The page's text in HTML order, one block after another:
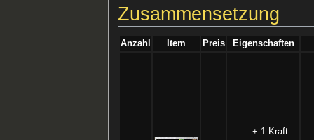
Zusammensetzung
Anzahl Item Preis Eigenschaften
+ 1 Kraft